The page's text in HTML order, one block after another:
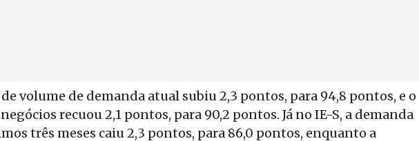
volume de demanda atual subiu 2,3 pontos, para 94,8 pontos, e o
recuou 2,1 pontos, para 90,2 pontos. Já no IE-S, a demanda
três meses caiu 2,3 pontos, para 86,0 pontos, enquanto a